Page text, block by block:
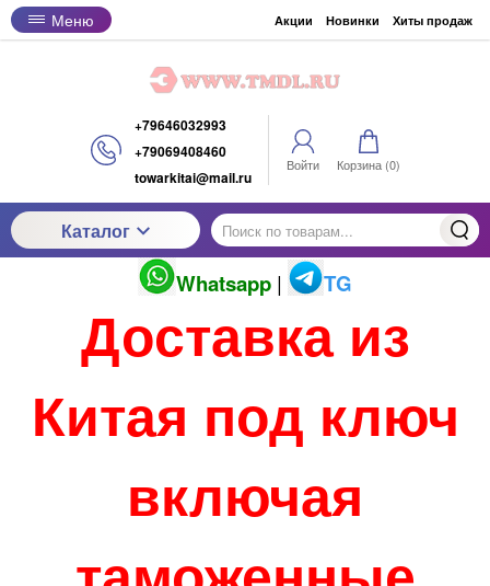
Меню Акции Новинки Хиты продаж
+79646032993
+79069408460
towarkitai@mail.ru
Войти Корзина (0)
Каталог
Whatsapp | TG
Доставка из
Китая под ключ
включая